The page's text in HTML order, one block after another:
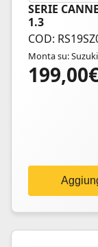
SERIE
1.3
COD:
Monta su:
199,00